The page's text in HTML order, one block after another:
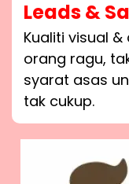
Leads &
Kualiti visual
orang ragu,
syarat asas
tak cukup.